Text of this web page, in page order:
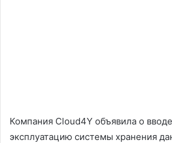
Компания Cloud4Y объявила о
эксплуатацию системы хранения